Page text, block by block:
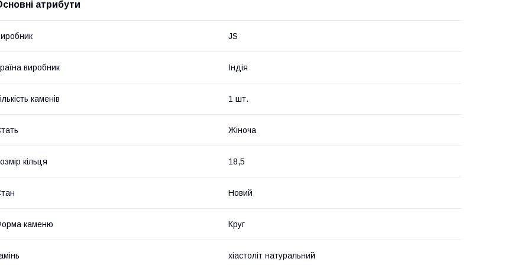
атрибути
JS
виробник Індія
каменів 1 шт.
Жіноча
кільця 18,5
Новий
каменю Круг
хіастоліт натуральний